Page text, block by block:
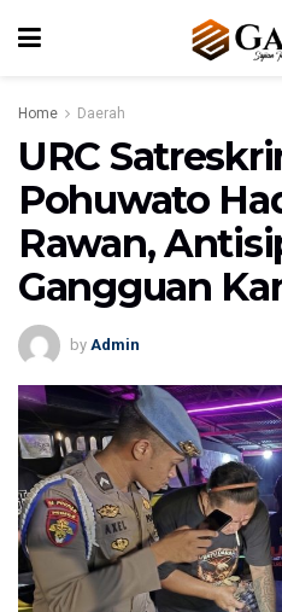
Home Daerah
URC
Pohuwato
Rawan,
Gangguan
by Admin